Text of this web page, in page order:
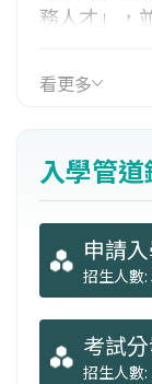
務人才」，
就業方面主
理、觀光旅
看更多
入學管
申請
招生人數:
考試
招生人數: